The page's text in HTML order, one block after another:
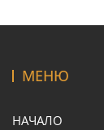
МЕНЮ
НАЧАЛО